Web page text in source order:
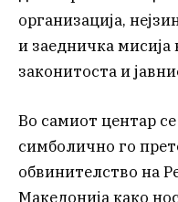
организација,
и заедничка мисија
законитоста и
Во самиот центар
симболично го
обвинителство на
Македонија како